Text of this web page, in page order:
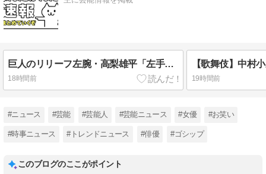
巨人のリリーフ左腕・高梨雄平「左手薬指に指輪」でお泊まり不倫愛
18時間前 19時間前
#ニュース #芸能 #芸能人 #芸能ニュース #女優 #お笑い
#時事ニュース #トレンドニュース #俳優 #ゴシップ
このブログのここがポイント